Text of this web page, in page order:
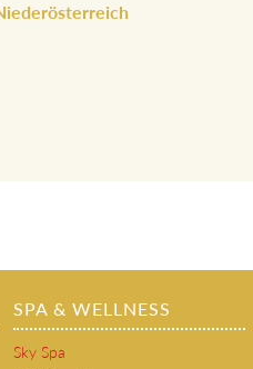
SPA & WELLNESS
Sky Spa